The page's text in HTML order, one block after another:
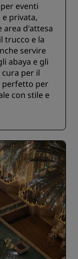
eventi
privata,
area d'attesa
trucco e la
servire
abaya e gli
per il
perfetto per
con stile e